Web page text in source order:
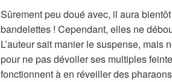
Sûrement peu doué avec, il aura
bandelettes ! Cependant, elles ne
L’auteur sait manier le suspense, mais
pour ne pas dévoiler ses multiples
fonctionnent à en réveiller des